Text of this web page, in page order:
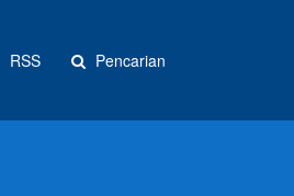
RSS Pencarian